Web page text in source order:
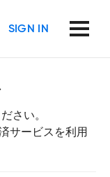
SIGN IN
さい。
サービスを利用